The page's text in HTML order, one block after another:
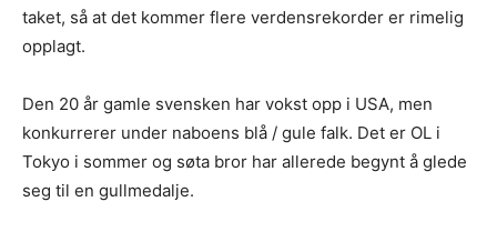
taket, så at det kommer flere verdensrekorder er rimelig
opplagt.
Den 20 år gamle svensken har vokst opp i USA, men
konkurrerer under naboens blå / gule falk. Det er OL i
Tokyo i sommer og søta bror har allerede begynt å glede
seg til en gullmedalje.